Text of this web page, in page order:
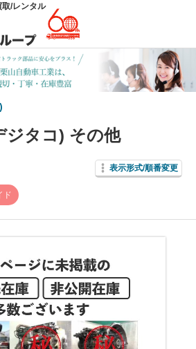
/レンタル
ジタコ) その他
表示形式/順番変更
ド